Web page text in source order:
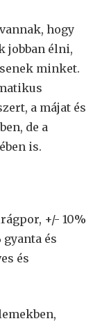
hogy
jobban élni,
minket.
a májat és
de a
is.
+/- 10%
és
és